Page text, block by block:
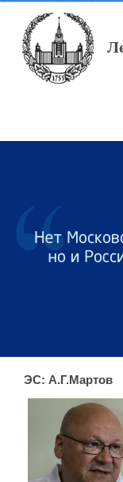
Перейти к
ЭС: А.Г.Мартов